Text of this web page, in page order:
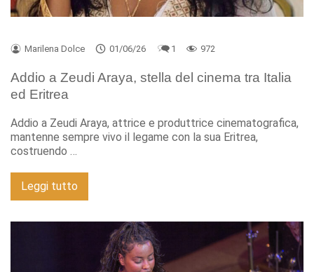
Marilena Dolce 01/06/26 1 972
Addio a Zeudi Araya, stella del cinema tra Italia
ed Eritrea
Addio a Zeudi Araya, attrice e produttrice cinematografica,
mantenne sempre vivo il legame con la sua Eritrea,
costruendo …
Leggi tutto